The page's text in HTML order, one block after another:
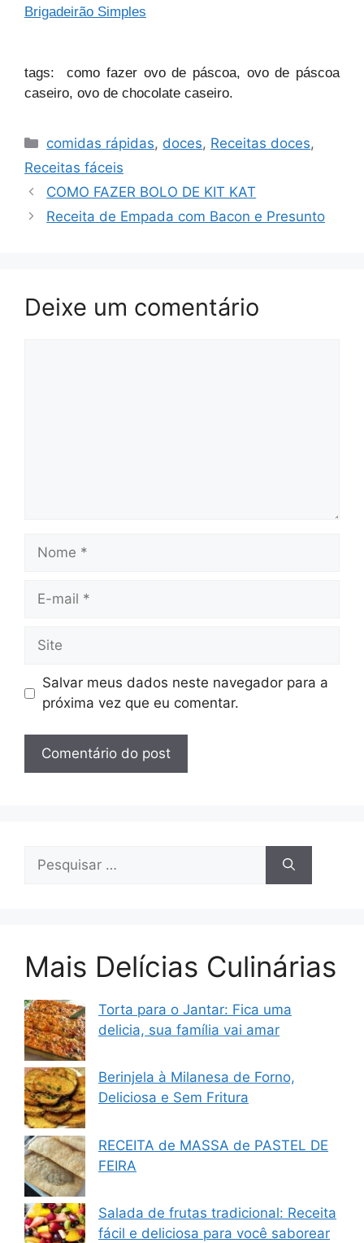
Brigadeirão Simples
tags: como fazer ovo de páscoa, ovo de páscoa
caseiro, ovo de chocolate caseiro.
Categorias
comidas rápidas, doces, Receitas doces,
Receitas fáceis
COMO FAZER BOLO DE KIT KAT
Receita de Empada com Bacon e Presunto
Deixe um comentário
Nome
Site
Salvar meus dados neste navegador para a
próxima vez que eu comentar.
por:
Mais Delícias Culinárias
Torta para o Jantar: Fica uma
delicia, sua família vai amar
Berinjela à Milanesa de Forno,
Deliciosa e Sem Fritura
RECEITA de MASSA de PASTEL DE
FEIRA
Salada de frutas tradicional: Receita
fácil e deliciosa para você saborear